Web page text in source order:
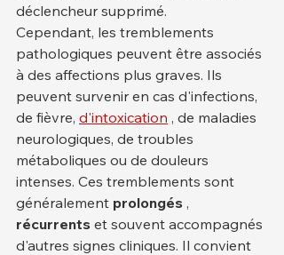
déclencheur supprimé.
Cependant, les tremblements
pathologiques peuvent être associés
à des affections plus graves. Ils
peuvent survenir en cas d'infections,
de fièvre, d'intoxication , de maladies
neurologiques, de troubles
métaboliques ou de douleurs
intenses. Ces tremblements sont
généralement prolongés ,
récurrents et souvent accompagnés
d'autres signes cliniques. Il convient